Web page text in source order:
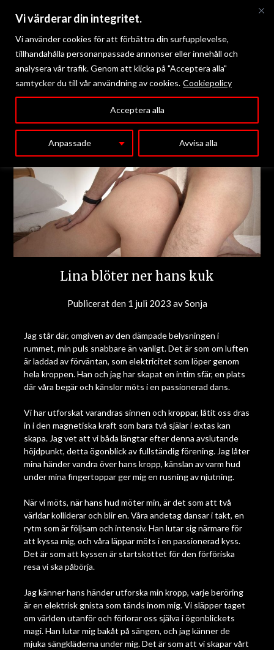
Vi värderar din integritet.
Vi använder cookies för att förbättra din surfupplevelse,
tillhandahålla personanpassade annonser eller innehåll och
analysera vår trafik. Genom att klicka på "Acceptera alla"
samtycker du till vår användning av cookies. Cookiepolicy
Anpassade Avvisa alla
Acceptera alla
Lina blöter ner hans kuk
Publicerat den 1 juli 2023 avSonja
Jag står där, omgiven av den dämpade belysningen i
rummet, min puls snabbare än vanligt. Det är som om luften
är laddad av förväntan, som elektricitet som löper genom
hela kroppen. Han och jag har skapat en intim sfär, en plats
där våra begär och känslor möts i en passionerad dans.
Vi har utforskat varandras sinnen och kroppar, låtit oss dras
in i den magnetiska kraft som bara två själar i extas kan
skapa. Jag vet att vi båda längtar efter denna avslutande
höjdpunkt, detta ögonblick av fullständig förening. Jag låter
mina händer vandra över hans kropp, känslan av varm hud
under mina fingertoppar ger mig en rusning av njutning.
När vi möts, när hans hud möter min, är det som att två
världar kolliderar och blir en. Våra andetag dansar i takt, en
rytm som är följsam och intensiv. Han lutar sig närmare för
att kyssa mig, och våra läppar möts i en passionerad kyss.
Det är som att kyssen är startskottet för den förföriska
resa vi ska påbörja.
Jag känner hans händer utforska min kropp, varje beröring
är en elektrisk gnista som tänds inom mig. Vi släpper taget
om världen utanför och förlorar oss själva i ögonblickets
magi. Han lutar mig bakåt på sängen, och jag känner de
mjuka sängkläderna under mig. Det är som att vi skapar vårt